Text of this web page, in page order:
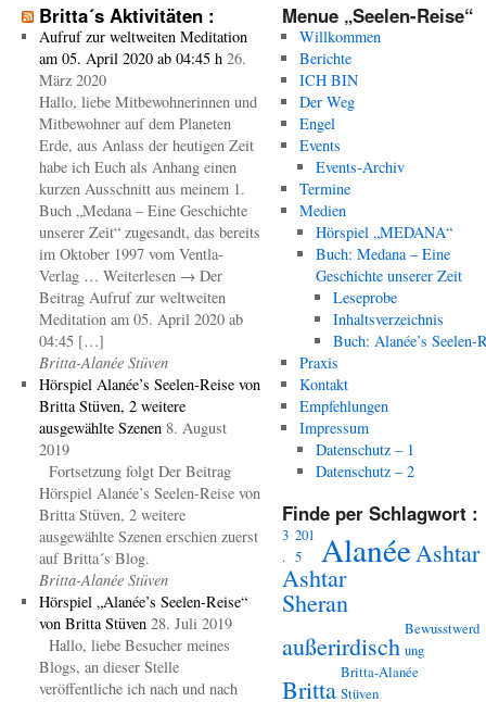
Britta´s Aktivitäten :
Aufruf zur weltweiten Meditation
am 05. April 2020 ab 04:45 h 26.
März 2020
Hallo, liebe Mitbewohnerinnen und
Mitbewohner auf dem Planeten
Erde, aus Anlass der heutigen Zeit
habe ich Euch als Anhang einen
kurzen Ausschnitt aus meinem 1.
Buch „Medana – Eine Geschichte
unserer Zeit“ zugesandt, das bereits
im Oktober 1997 vom Ventla-
Verlag … Weiterlesen → Der
Beitrag Aufruf zur weltweiten
Meditation am 05. April 2020 ab
04:45 […]
Britta-Alanée Stüven
Hörspiel Alanée’s Seelen-Reise von
Britta Stüven, 2 weitere
ausgewählte Szenen 8. August
2019
Fortsetzung folgt Der Beitrag
Hörspiel Alanée’s Seelen-Reise von
Britta Stüven, 2 weitere
ausgewählte Szenen erschien zuerst
auf Britta´s Blog.
Britta-Alanée Stüven
Hörspiel „Alanée’s Seelen-Reise“
von Britta Stüven 28. Juli 2019
Hallo, liebe Besucher meines
Blogs, an dieser Stelle
veröffentliche ich nach und nach
Menue „Seelen-Reise“
Willkommen
Berichte
ICH BIN
Der Weg
Engel
Events
Events-Archiv
Termine
Medien
Hörspiel „MEDANA“
Buch: Medana – Eine
Geschichte unserer Zeit
Leseprobe
Inhaltsverzeichnis
Buch: Alanée’s Seelen-
Praxis
Kontakt
Empfehlungen
Impressum
Datenschutz – 1
Datenschutz – 2
Finde per Schlagwort :
3
.
201
5
AlanéeAshtar
Ashtar
Sheran
außerirdisch
Bewusstwerd
ung
Britta
Britta-Alanée
Stüven